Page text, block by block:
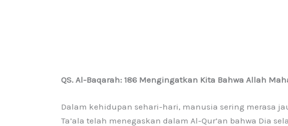
QS. Al-Baqarah: 186 Mengingatkan Kita Bahwa Allah
Dalam kehidupan sehari-hari, manusia sering merasa
Ta’ala telah menegaskan dalam Al-Qur’an bahwa Dia